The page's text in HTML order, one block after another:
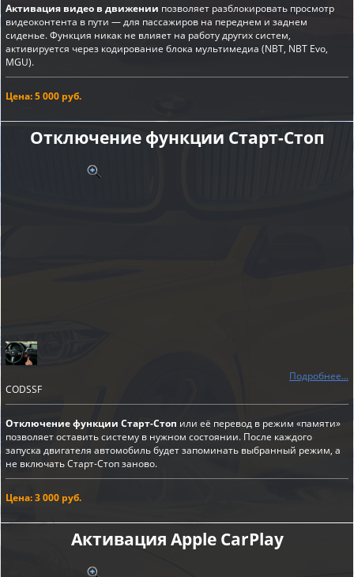
Активация видео в движении позволяет разблокировать просмотр
видеоконтента в пути — для пассажиров на переднем и заднем
сиденье. Функция никак не влияет на работу других систем,
активируется через кодирование блока мультимедиа (NBT, NBT Evo,
MGU).
Цена: 5 000 руб.
Отключение функции Старт-Cтоп
Подробнее...
CODSSF
Отключение функции Старт-Стоп или её перевод в режим «памяти»
позволяет оставить систему в нужном состоянии. После каждого
запуска двигателя автомобиль будет запоминать выбранный режим, а
не включать Старт-Стоп заново.
Цена: 3 000 руб.
Активация Apple CarPlay